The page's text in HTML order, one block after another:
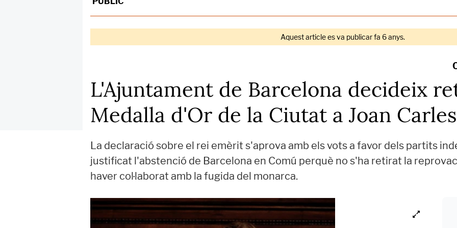
Aquest article es va publicar fa 6 anys.
L'Ajuntament de Barcelona decideix
Medalla d'Or de la Ciutat a Joan
La declaració sobre el rei emèrit s'aprova amb els vots a favor dels partits
justificat l'abstenció de Barcelona en Comú perquè no s'ha retirat la
haver col·laborat amb la fugida del monarca.